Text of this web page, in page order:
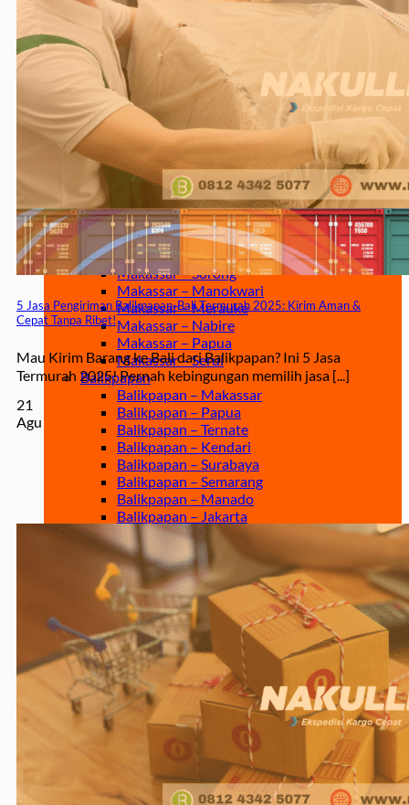
Jakarta – Gorontalo
Jakarta – Samarinda
Makassar
Makassar – Balikpapan
Makassar – Samarinda
Makassar – Ambon
Makassar – Halmahera Tengah
Makassar – Manado
Makassar – Ternate
Makassar – Biak
Makassar – Timika
Makassar – Fakfak
Makassar – Tual
Makassar – Jayapura
Makassar – Kaimana
Makassar – Sorong
Makassar – Manokwari
Makassar – Merauke
Makassar – Nabire
Makassar – Papua
Makassar – Serui
Balikpapan
Balikpapan – Makassar
Balikpapan – Papua
Balikpapan – Ternate
Balikpapan – Kendari
Balikpapan – Surabaya
Balikpapan – Semarang
Balikpapan – Manado
Balikpapan – Jakarta
Balikpapan – Bali
Samarinda
Samarinda – Kendari
Samarinda – Makassar
Surabaya
Surabaya – Tenggarong
Surabaya – Grogot
Surabaya – Sangatta
Surabaya – Tanjung Selor
Surabaya – Berau
Surabaya – Tarakan
Surabaya – Malinau
Surabaya – Bontang
Surabaya – Gorontalo
Surabaya – Kendari
Surabaya – Samarinda
5 Jasa Pengiriman Balikpapan-Bali Termurah 2025: Kirim Aman &
Cepat Tanpa Ribet!
Mau Kirim Barang ke Bali dari Balikpapan? Ini 5 Jasa
Termurah 2025! Pernah kebingungan memilih jasa [...]
21
Agu